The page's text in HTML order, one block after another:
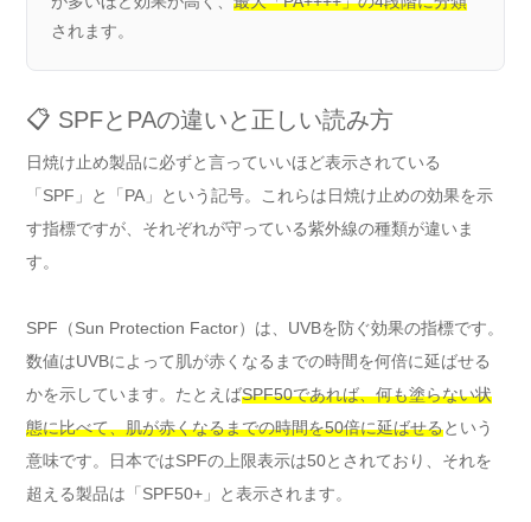
されます。
📋 SPFとPAの違いと正しい読み方
日焼け止め製品に必ずと言っていいほど表示されている
「SPF」と「PA」という記号。これらは日焼け止めの効果を示
す指標ですが、それぞれが守っている紫外線の種類が違いま
す。
SPF（Sun Protection Factor）は、UVBを防ぐ効果の指標です。
数値はUVBによって肌が赤くなるまでの時間を何倍に延ばせる
かを示しています。たとえばSPF50であれば、何も塗らない状
態に比べて、肌が赤くなるまでの時間を50倍に延ばせるという
意味です。日本ではSPFの上限表示は50とされており、それを
超える製品は「SPF50+」と表示されます。